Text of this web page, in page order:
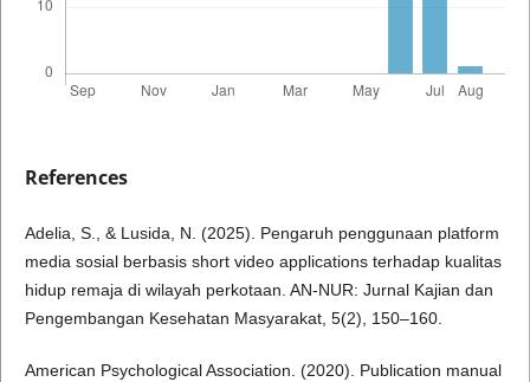
References
Adelia, S., & Lusida, N. (2025). Pengaruh penggunaan platform
media sosial berbasis short video applications terhadap kualitas
hidup remaja di wilayah perkotaan. AN-NUR: Jurnal Kajian dan
Pengembangan Kesehatan Masyarakat, 5(2), 150–160.
American Psychological Association. (2020). Publication manual